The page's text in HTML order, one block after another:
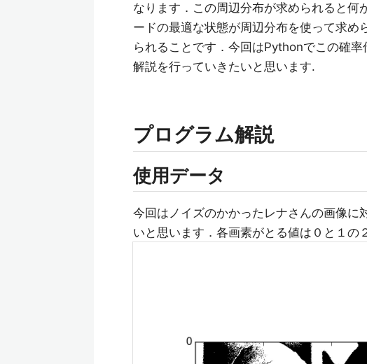
なります．この周辺分布が求められると何
ードの最適な状態が周辺分布を使って求
られることです．今回はPythonでこの確
解説を行っていきたいと思います.
プログラム解説
使用データ
今回はノイズのかかったレナさんの画像に
いと思います．各画素がとる値は０と１の